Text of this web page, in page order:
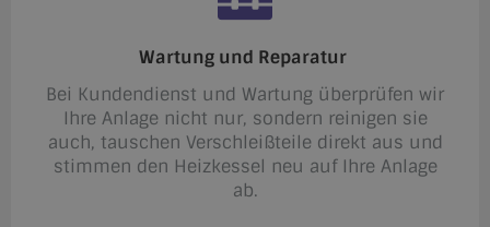
Wartung und Reparatur
Bei Kundendienst und Wartung überprüfen wir
Ihre Anlage nicht nur, sondern reinigen sie
auch, tauschen Verschleißteile direkt aus und
stimmen den Heizkessel neu auf Ihre Anlage
ab.